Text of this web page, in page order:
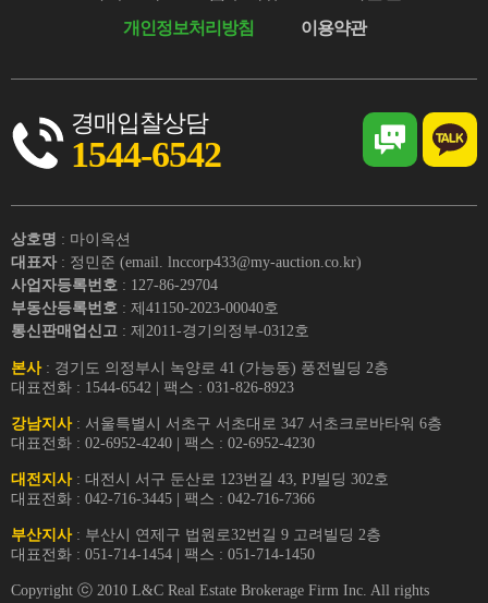
개인정보처리방침 이용약관
경매입찰상담
1544-6542
상호명 : 마이옥션
대표자 : 정민준 (email. lnccorp433@my-auction.co.kr)
사업자등록번호 : 127-86-29704
부동산등록번호 : 제41150-2023-00040호
통신판매업신고 : 제2011-경기의정부-0312호
본사: 경기도 의정부시 녹양로 41 (가능동) 풍전빌딩 2층
대표전화 : 1544-6542 | 팩스 : 031-826-8923
강남지사: 서울특별시 서초구 서초대로 347 서초크로바타워 6층
대표전화 : 02-6952-4240 | 팩스 : 02-6952-4230
대전지사: 대전시 서구 둔산로 123번길 43, PJ빌딩 302호
대표전화 : 042-716-3445 | 팩스 : 042-716-7366
부산지사: 부산시 연제구 법원로32번길 9 고려빌딩 2층
대표전화 : 051-714-1454 | 팩스 : 051-714-1450
Copyright ⓒ 2010 L&C Real Estate Brokerage Firm Inc. All rights